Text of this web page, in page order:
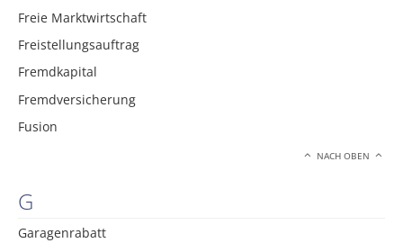
Freie Marktwirtschaft
Freistellungsauftrag
Fremdkapital
Fremdversicherung
Fusion
NACH OBEN
G
Garagenrabatt